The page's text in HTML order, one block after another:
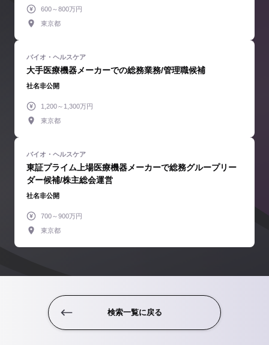
600～800万円
東京都
大手医療機器メーカーでの総務業務/管理職候補
社名非公開
1,200～1,300万円
東京都
東証プライム上場医療機器メーカーで総務グループリー
ダー候補/株主総会運営
社名非公開
700～900万円
東京都
検索一覧に戻る